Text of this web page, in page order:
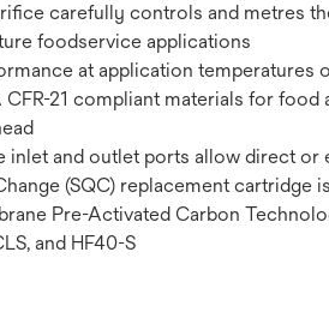
carefully controls and metres
foodservice applications
at application temperatures
CFR-21 compliant materials for food
inlet and outlet ports allow direct
(SQC) replacement cartridge
Pre-Activated Carbon
and HF40-S